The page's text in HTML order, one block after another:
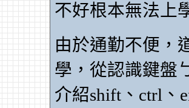
不好根本無法上
由於通勤不便，
學，從認識鍵
介紹shift、ctrl、